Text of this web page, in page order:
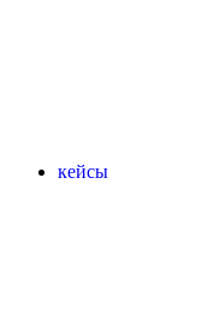
кейсы